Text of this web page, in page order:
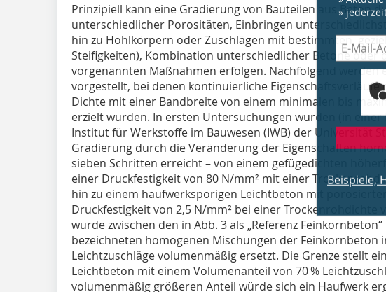
Prinzipiell kann eine Gradierung von Bauteilen aus Beton
unterschiedlicher Porositäten, Einbringen
hin zu Hohlkörpern oder Zuschlägen mit bestimmten,
Steifigkeiten), Kombination unterschiedlicher Betone oder
vorgenannten Maßnahmen erfolgen. Nachfolgend werden
vorgestellt, bei denen kontinuierliche
Dichte mit einer Bandbreite von einem minimalen bis
erzielt wurden. In ersten Untersuchungen wurden (in
Institut für Werkstoffe im Bauwesen (IWB) der Universität
Gradierung durch die Ver­änderung der Eigenschaften
sieben Schritten erreicht – von einem gefügedichten
einer Druckfestigkeit von 80 N/mm² mit einer
hin zu einem haufwerksporigen Leichtbeton mit porosierter
Druckfestigkeit von 2,5 N/mm² bei einer Trockenrohdichte
wurde zwischen den in Abb. 3 als „Referenz Feinkornbeton“
bezeichneten homogenen Mischungen der Feinkornbeton
Leichtzuschläge volumenmäßig ersetzt. Die Grenze stellt
Leichtbeton mit einem Volumenanteil von 70 %
volumenmäßig größeren Anteil würde sich ein Haufwerk